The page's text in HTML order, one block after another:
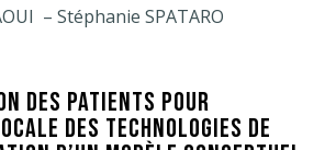
– Stéphanie SPATARO
DES PATIENTS POUR
DES TECHNOLOGIES DE